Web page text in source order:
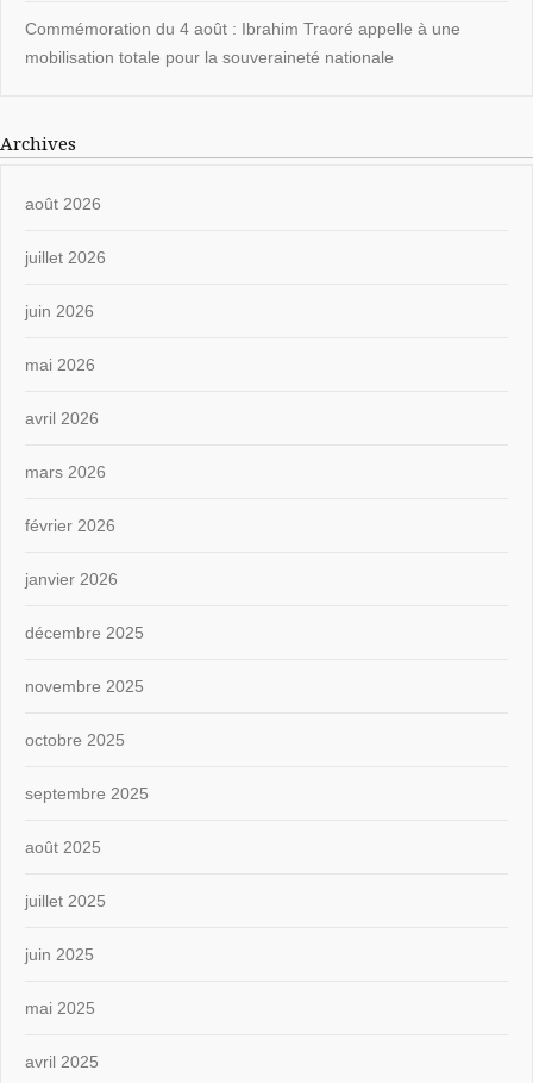
Commémoration du 4 août : Ibrahim Traoré appelle à une
mobilisation totale pour la souveraineté nationale
Archives
août 2026
juillet 2026
juin 2026
mai 2026
avril 2026
mars 2026
février 2026
janvier 2026
décembre 2025
novembre 2025
octobre 2025
septembre 2025
août 2025
juillet 2025
juin 2025
mai 2025
avril 2025